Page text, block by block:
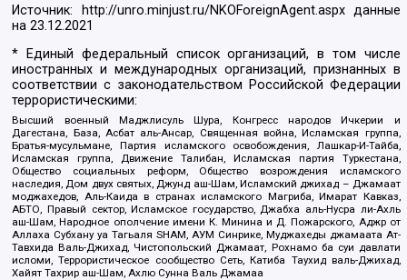
Источник: http://unro.minjust.ru/NKOForeignAgent.aspxданные
на23.12.2021
* Единый федеральный список организаций, в том числе
иностранных и международных организаций, признанных в
соответствии с законодательством Российской Федерации
террористическими:
Высший военный Маджлисуль Шура, Конгресс народов Ичкерии и
Дагестана, База, Асбат аль-Ансар, Священная война, Исламская группа,
Братья-мусульмане, Партия исламского освобождения, Лашкар-И-Тайба,
Исламская группа, Движение Талибан, Исламская партия Туркестана,
Общество социальных реформ, Общество возрождения исламского
наследия, Дом двух святых, Джунд аш-Шам, Исламский джихад – Джамаат
моджахедов, Аль-Каида в странах исламского Магриба, Имарат Кавказ,
АБТО, Правый сектор, Исламское государство, Джабха аль-Нусра ли-Ахль
аш-Шам, Народное ополчение имени К. Минина и Д. Пожарского, Аджр от
Аллаха Субхану уа Тагьаля SHAM, АУМ Синрике, Муджахеды джамаата Ат-
Тавхида Валь-Джихад, Чистопольский Джамаат, Рохнамо ба суи давлати
исломи, Террористическое сообщество Сеть, Катиба Таухид валь-Джихад,
Хайят Тахрир аш-Шам, Ахлю Сунна Валь Джамаа